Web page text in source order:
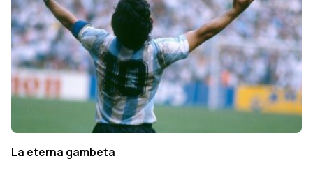
La eterna gambeta